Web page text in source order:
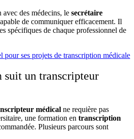
des médecins, le secrétaire
de communiquer efficacement. Il
spécifiques de chaque professionnel de
pour ses projets de transcription médicale
un transcripteur
médical ne requière pas
une formation en transcription
Plusieurs parcours sont